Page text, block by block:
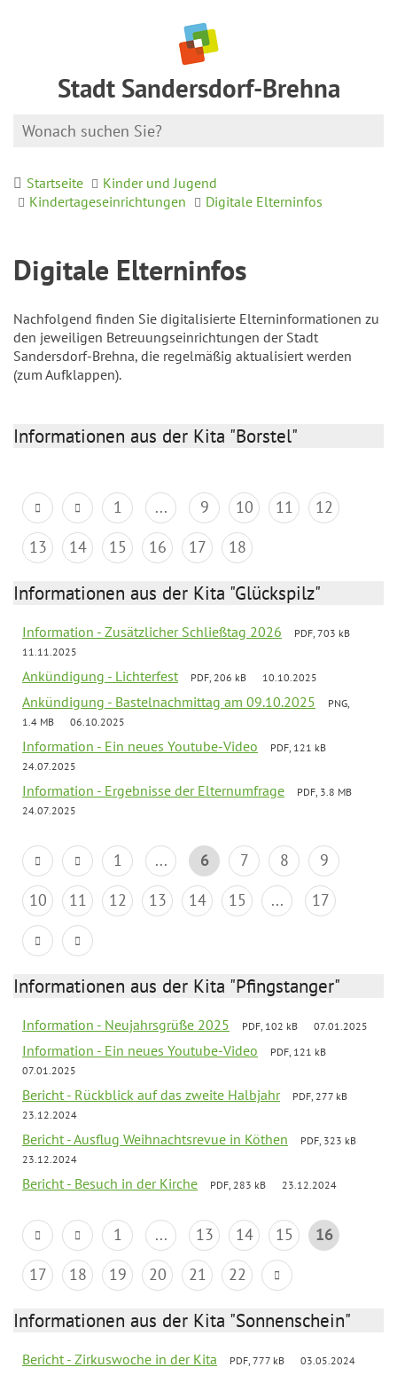
Stadt Sandersdorf-Brehna
Startseite
Kinder und Jugend
Kindertageseinrichtungen
Digitale Elterninfos
Digitale Elterninfos
Nachfolgend finden Sie digitalisierte Elterninformationen zu
den jeweiligen Betreuungseinrichtungen der Stadt
Sandersdorf-Brehna, die regelmäßig aktualisiert werden
(zum Aufklappen).
Informationen aus der Kita "Borstel"
1 ... 9 10 11
12
13
14 15 16 17 18
Informationen aus der Kita "Glückspilz"
Information - Zusätzlicher Schließtag 2026
PDF, 703 kB
11.11.2025
Ankündigung - Lichterfest PDF, 206 kB 10.10.2025
Ankündigung - Bastelnachmittag am 09.10.2025
PNG,
1.4 MB
06.10.2025
Information - Ein neues Youtube-Video
PDF, 121 kB
24.07.2025
Information - Ergebnisse der Elternumfrage
PDF, 3.8 MB
24.07.2025
1 ... 6 7 8
9
10
11 12 13 14 15 ... 17
Informationen aus der Kita "Pfingstanger"
Information - Neujahrsgrüße 2025 PDF, 102 kB 07.01.2025
Information - Ein neues Youtube-Video
PDF, 121 kB
07.01.2025
Bericht - Rückblick auf das zweite Halbjahr
PDF, 277 kB
23.12.2024
Bericht - Ausflug Weihnachtsrevue in Köthen
PDF, 323 kB
23.12.2024
Bericht - Besuch in der Kirche PDF, 283 kB 23.12.2024
1 ... 13 14 15
16
17
18 19 20 21 22
Informationen aus der Kita "Sonnenschein"
Bericht - Zirkuswoche in der Kita PDF, 777 kB 03.05.2024